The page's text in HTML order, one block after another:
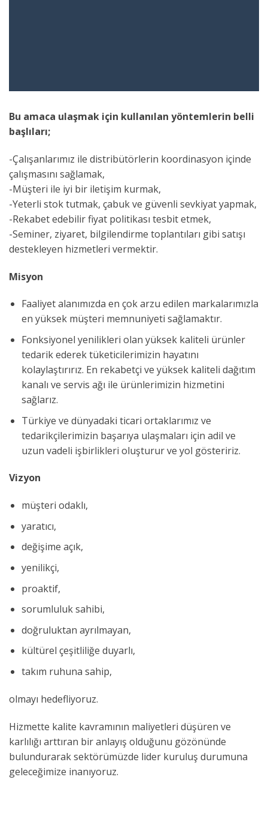
Bu amaca ulaşmak için kullanılan yöntemlerin belli
başlıları;
-Çalışanlarımız ile distribütörlerin koordinasyon içinde
çalışmasını sağlamak,
-Müşteri ile iyi bir iletişim kurmak,
-Yeterli stok tutmak, çabuk ve güvenli sevkiyat yapmak,
-Rekabet edebilir fiyat politikası tesbit etmek,
-Seminer, ziyaret, bilgilendirme toplantıları gibi satışı
destekleyen hizmetleri vermektir.
Misyon
Faaliyet alanımızda en çok arzu edilen markalarımızla
en yüksek müşteri memnuniyeti sağlamaktır.
Fonksiyonel yenilikleri olan yüksek kaliteli ürünler
tedarik ederek tüketicilerimizin hayatını
kolaylaştırırız. En rekabetçi ve yüksek kaliteli dağıtım
kanalı ve servis ağı ile ürünlerimizin hizmetini
sağlarız.
Türkiye ve dünyadaki ticari ortaklarımız ve
tedarikçilerimizin başarıya ulaşmaları için adil ve
uzun vadeli işbirlikleri oluşturur ve yol gösteririz.
Vizyon
müşteri odaklı,
yaratıcı,
değişime açık,
yenilikçi,
proaktif,
sorumluluk sahibi,
doğruluktan ayrılmayan,
kültürel çeşitliliğe duyarlı,
takım ruhuna sahip,
olmayı hedefliyoruz.
Hizmette kalite kavramının maliyetleri düşüren ve
karlılığı arttıran bir anlayış olduğunu gözönünde
bulundurarak sektörümüzde lider kuruluş durumuna
geleceğimize inanıyoruz.